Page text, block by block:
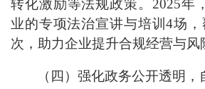
转化激励等法规政策。 2025年
业的专项法治宣讲与培训4场，
次，助力企业提升合规经营与风
（四）强化政务公开透明